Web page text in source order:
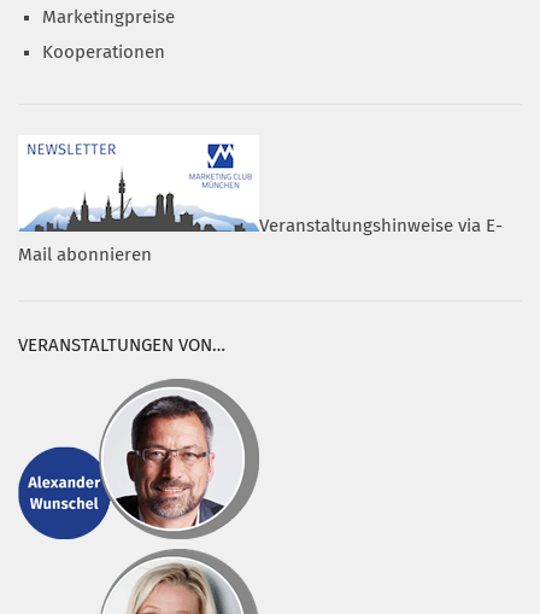
Marketingpreise
Kooperationen
Veranstaltungshinweise via E-
Mail abonnieren
VERANSTALTUNGEN VON…